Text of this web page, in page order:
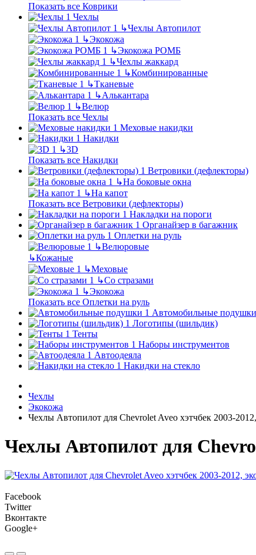
Показать все Коврики
Чехлы
↳Чехлы Автопилот
↳Экокожа
↳Экокожа РОМБ
↳Чехлы жаккард
↳Комбинированные
↳Тканевые
↳Алькантара
↳Велюр
Показать все Чехлы
Меховые накидки
Накидки
↳3D
Показать все Накидки
Ветровики (дефлекторы)
↳На боковые окна
↳На капот
Показать все Ветровики (дефлекторы)
Накладки на пороги
Органайзер в багажник
Оплетки на руль
↳Велюровые
↳Кожаные
↳Меховые
↳Со стразами
↳Экокожа
Показать все Оплетки на руль
Автомобильные подушки
Логотипы (шильдик)
Тенты
Наборы инструментов
Автоодеяла
Накидки на стекло
Чехлы
Экокожа
Чехлы Автопилот для Chevrolet Aveo хэтчбек 2003-
Чехлы Автопилот для
Facebook
Twitter
Вконтакте
Google+